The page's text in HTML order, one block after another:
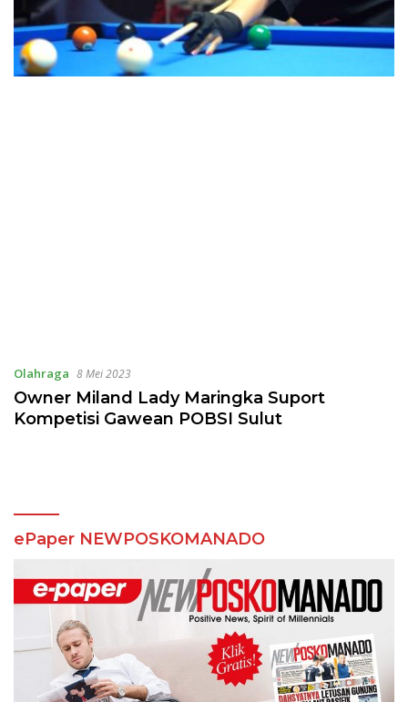
Olahraga 8 Mei 2023
Owner Miland Lady Maringka Suport
Kompetisi Gawean POBSI Sulut
ePaper NEWPOSKOMANADO